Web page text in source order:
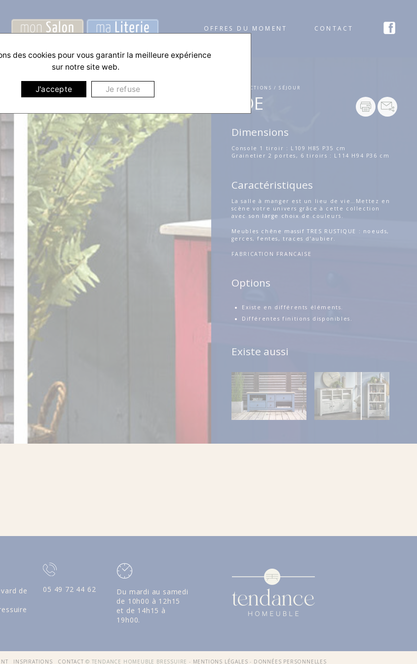
OFFRES DU MOMENT CONTACT
COLLECTIONS / SÉJOUR
ZOE
Dimensions
Console 1 tiroir : L109 H85 P35 cm
Grainetier 2 portes, 6 tiroirs : L114 H94 P36 cm
Caractéristiques
La salle à manger est un lieu de vie…Mettez en
scène votre univers grâce à cette collection
avec son large choix de couleurs.
Meubles chêne massif TRES RUSTIQUE : noeuds,
gerces, fentes, traces d’aubier.
FABRICATION FRANCAISE
Options
Existe en différents éléments.
Différentes finitions disponibles.
Existe aussi
de
05 49 72 44 62
Du mardi au samedi
de 10h00 à 12h15
et de 14h15 à
19h00.
INSPIRATIONS CONTACT © TENDANCE HOMEUBLE BRESSUIRE - MENTIONS LÉGALES - DONNÉES PERSONNELLES
des cookies pour vous garantir la meilleure expérience
sur notre site web.
J'accepte Je refuse